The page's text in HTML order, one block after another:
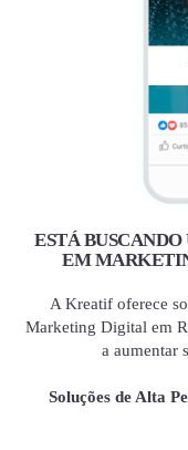
ESTÁ
EM
A Kreatif oferece
Marketing Digital em
a aumentar
Soluções de Alta